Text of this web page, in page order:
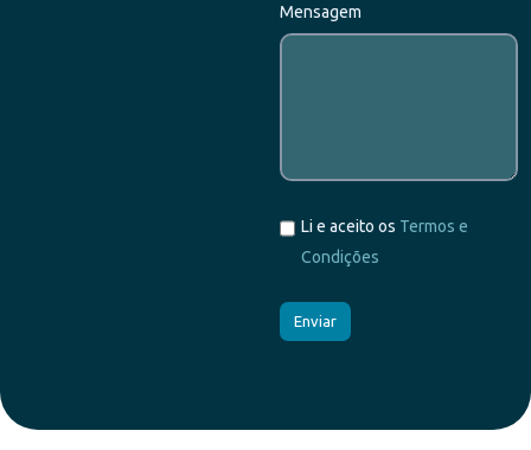
Mensagem
Li e aceito os Termos e
Condições